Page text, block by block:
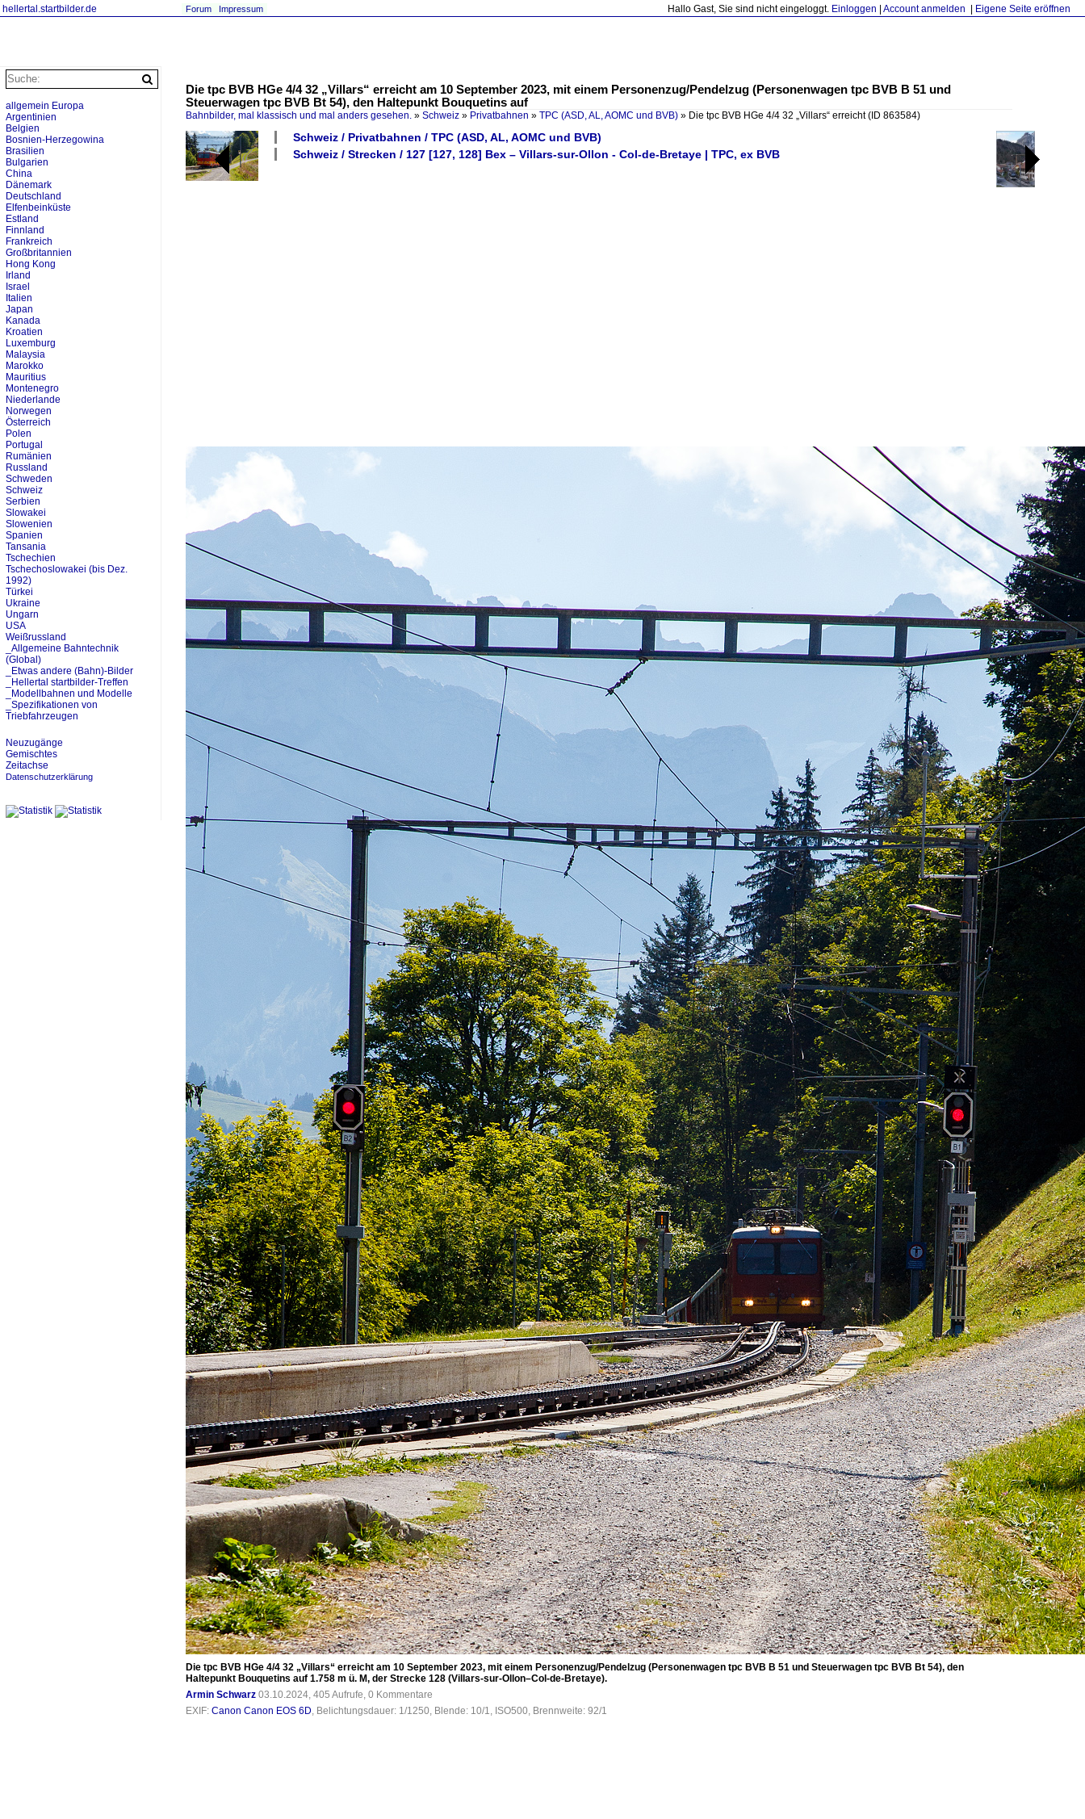
hellertal.startbilder.de Hallo Gast, Sie sind nicht eingeloggt. Einloggen Account anmelden Eigene Seite eröffnen
Forum Impressum
Die tpc BVB HGe 4/4 32 „Villars“ erreicht am 10 September 2023, mit einem Personenzug/Pendelzug (Personenwagen tpc BVB B 51 und
Steuerwagen tpc BVB Bt 54), den Haltepunkt Bouquetins auf
Bahnbilder, mal klassisch und mal anders gesehen. » Schweiz » Privatbahnen » TPC (ASD, AL, AOMC und BVB) » Die tpc BVB HGe 4/4 32 „Villars“ erreicht(ID 863584)
Schweiz / Privatbahnen / TPC (ASD, AL, AOMC und BVB)
Schweiz / Strecken / 127 [127, 128] Bex – Villars-sur-Ollon - Col-de-Bretaye | TPC, ex BVB
Die tpc BVB HGe 4/4 32 „Villars“ erreicht am 10 September 2023, mit einem Personenzug/Pendelzug (Personenwagen tpc BVB B 51 und Steuerwagen tpc BVB Bt 54), den
Haltepunkt Bouquetins auf 1.758 m ü. M, der Strecke 128 (Villars-sur-Ollon–Col-de-Bretaye).
Armin Schwarz 03.10.2024, 405 Aufrufe, 0 Kommentare
EXIF: Canon Canon EOS 6D, Belichtungsdauer: 1/1250, Blende: 10/1, ISO500, Brennweite: 92/1
allgemein Europa
Argentinien
Belgien
Bosnien-Herzegowina
Brasilien
Bulgarien
China
Dänemark
Deutschland
Elfenbeinküste
Estland
Finnland
Frankreich
Großbritannien
Hong Kong
Irland
Israel
Italien
Japan
Kanada
Kroatien
Luxemburg
Malaysia
Marokko
Mauritius
Montenegro
Niederlande
Norwegen
Österreich
Polen
Portugal
Rumänien
Russland
Schweden
Schweiz
Serbien
Slowakei
Slowenien
Spanien
Tansania
Tschechien
Tschechoslowakei (bis Dez.
1992)
Türkei
Ukraine
Ungarn
USA
Weißrussland
_Allgemeine Bahntechnik
(Global)
_Etwas andere (Bahn)-Bilder
_Hellertal startbilder-Treffen
_Modellbahnen und Modelle
_Spezifikationen von
Triebfahrzeugen
Neuzugänge
Gemischtes
Zeitachse
Datenschutzerklärung